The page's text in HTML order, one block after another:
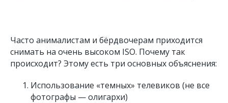
Часто анималистам и бёрдвочерам приходится
снимать на очень высоком ISO. Почему так
происходит? Этому есть три основных объяснения:
Использование «темных» телевиков (не все
фотографы — олигархи)